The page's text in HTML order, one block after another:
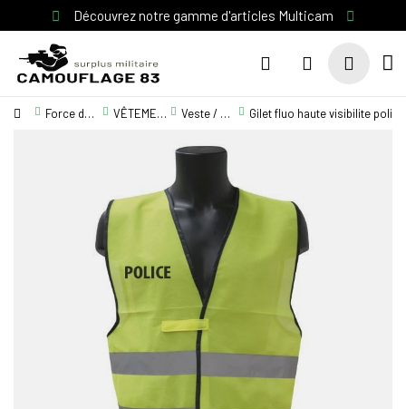
Découvrez notre gamme d'articles Multicam
Force de l'ordre VÊTEMENT GENDARMERIE / POLICE Veste / Blouson Gilet fluo haute visibilite police